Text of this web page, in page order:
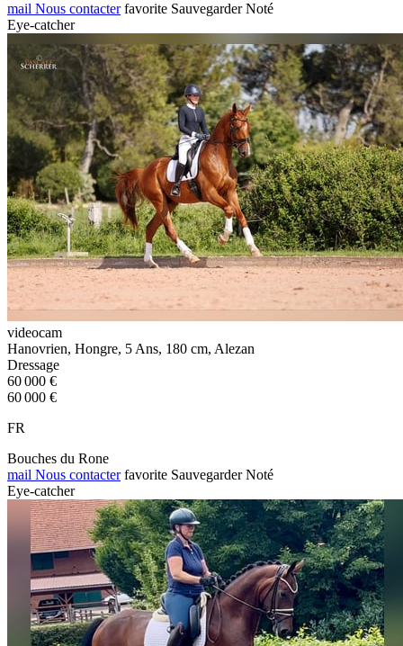
mail Nous contacter favorite Sauvegarder Noté
Eye-catcher
videocam
Hanovrien, Hongre, 5 Ans, 180 cm, Alezan
Dressage
60 000 €
60 000 €
FR
Bouches du Rone
mail Nous contacter favorite Sauvegarder Noté
Eye-catcher